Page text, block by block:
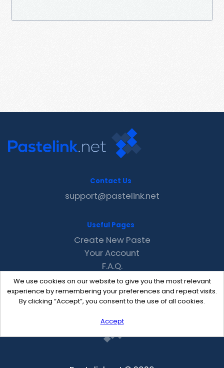
We use cookies on our website to give you the most relevant
experience by remembering your preferences and repeat visits.
By clicking “Accept”, you consent to the use of all cookies.
Accept
Contact Us
support@pastelink.net
Useful Pages
Create New Paste
Your Account
F.A.Q.
Recent
Contact